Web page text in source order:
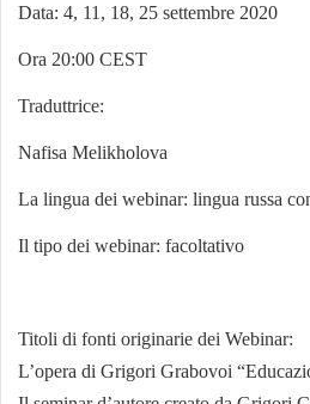
Data: 4, 11, 18, 25 settembre 2020
Ora 20:00 CEST
Traduttrice:
Nafisa Melikholova
La lingua dei webinar: lingua russa
Il tipo dei webinar: facoltativo
Titoli di fonti originarie dei Webinar:
L’opera di Grigori Grabovoi